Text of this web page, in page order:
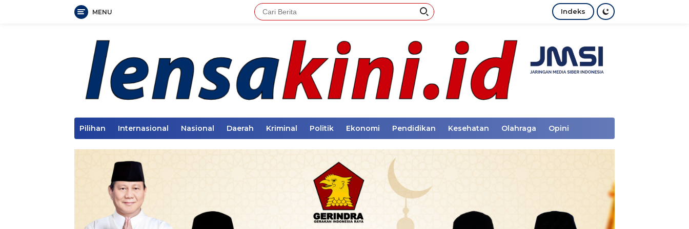
MENU Indeks
Pilihan Internasional Nasional Daerah Kriminal Politik Ekonomi Pendidikan Kesehatan Olahraga Opini